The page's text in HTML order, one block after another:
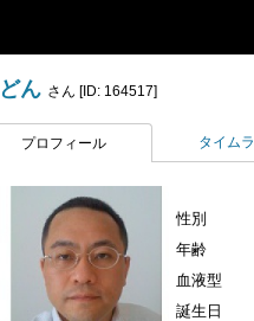
どん さん [ID: 164517]
プロフィール タイム
性別
年齢
血液型
誕生日